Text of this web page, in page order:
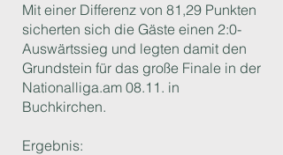
Mit einer Differenz von 81,29 Punkten
sicherten sich die Gäste einen 2:0-
Auswärtssieg und legten damit den
Grundstein für das große Finale in der
Nationalliga.am 08.11. in
Buchkirchen.
Ergebnis: